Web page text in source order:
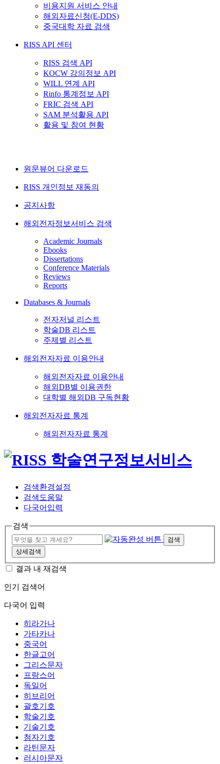
비용지원 서비스 안내
해외자료신청(E-DDS)
중국대학 자료 검색
RISS API 센터
RISS 검색 API
KOCW 강의정보 API
WILL 연계 API
Rinfo 통계정보 API
FRIC 검색 API
SAM 분석활용 API
활용 및 참여 현황
원문뷰어 다운로드
RISS 개인정보 재동의
공지사항
해외전자정보서비스 검색
Academic Journals
Ebooks
Dissertations
Conference Materials
Reviews
Reports
Databases & Journals
전자저널 리스트
학술DB 리스트
주제별 리스트
해외전자자료 이용안내
해외전자자료 이용안내
해외DB별 이용권한
대학별 해외DB 구독현황
해외전자자료 통계
해외전자자료 통계
검색환경설정
검색도움말
다국어입력
검색
검색
상세검색
결과 내 재검색
인기 검색어
다국어 입력
히라가나
가타카나
중국어
한글고어
그리스문자
프랑스어
독일어
히브리어
괄호기호
학술기호
기술기호
첨자기호
라틴문자
러시아문자